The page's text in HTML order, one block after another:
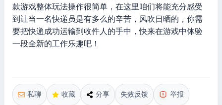
款游戏整体玩法操作很简单，在这里咱们将能充分感受
到让当一名快递员是有多么的辛苦，风吹日晒的，你需
要把快递成功运输到收件人的手中，快来在游戏中体验
一段全新的工作乐趣吧！
私聊 收藏 分享 失效反馈 举报